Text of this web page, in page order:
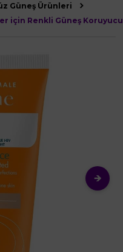
Güneş Ürünleri
için Renkli Güneş
🡺